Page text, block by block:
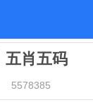
五肖五码
5578385